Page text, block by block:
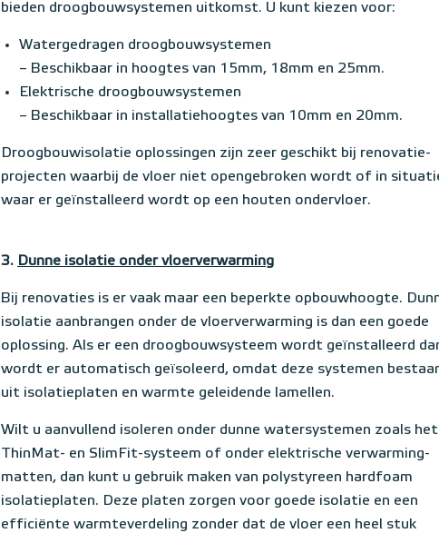
bieden droogbouwsystemen uitkomst. U kunt kiezen voor:
Watergedragen droogbouwsystemen
– Beschikbaar in hoogtes van 15mm, 18mm en 25mm.
Elektrische droogbouwsystemen
– Beschikbaar in installatiehoogtes van 10mm en 20mm.
Droogbouwisolatie oplossingen zijn zeer geschikt bij renovatie-
projecten waarbij de vloer niet opengebroken wordt of in
waar er geïnstalleerd wordt op een houten ondervloer.
3. Dunne isolatie onder vloerverwarming
Bij renovaties is er vaak maar een beperkte opbouwhoogte.
isolatie aanbrangen onder de vloerverwarming is dan een goede
oplossing. Als er een droogbouwsysteem wordt geïnstalleerd
wordt er automatisch geïsoleerd, omdat deze systemen
uit isolatieplaten en warmte geleidende lamellen.
Wilt u aanvullend isoleren onder dunne watersystemen zoals het
ThinMat- en SlimFit-systeem of onder elektrische verwarming-
matten, dan kunt u gebruik maken van polystyreen hardfoam
isolatieplaten. Deze platen zorgen voor goede isolatie en een
efficiënte warmteverdeling zonder dat de vloer een heel stuk